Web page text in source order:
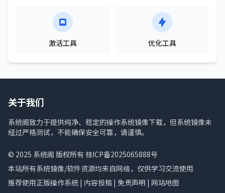
激活工具 优化工具
关于我们
系统阁致力于提供纯净、稳定的操作系统镜像下载，但系统镜像未
经过严格测试，不能确保安全可靠，请谨慎。
© 2025 系统阁 版权所有 桂ICP备2025065888号
本站所有系统镜像/软件资源均来自网络，仅供学习交流使用
推荐使用正版操作系统 | 内容投稿 | 免责声明 | 网站地图